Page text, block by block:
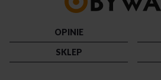
OPINIE
SKLEP